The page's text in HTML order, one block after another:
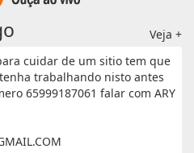
Veja +
cuidar de um sitio tem que
trabalhando nisto antes
65999187061 falar com ARY